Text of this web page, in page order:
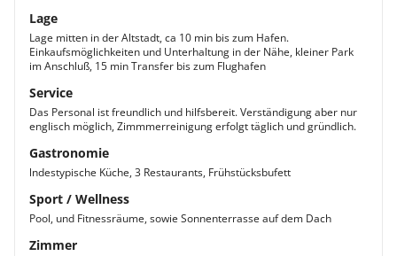
Lage
Lage mitten in der Altstadt, ca 10 min bis zum Hafen.
Einkaufsmöglichkeiten und Unterhaltung in der Nähe, kleiner Park
im Anschluß, 15 min Transfer bis zum Flughafen
Service
Das Personal ist freundlich und hilfsbereit. Verständigung aber nur
englisch möglich, Zimmmerreinigung erfolgt täglich und gründlich.
Gastronomie
lndestypische Küche, 3 Restaurants, Frühstücksbufett
Sport / Wellness
Pool, und Fitnessräume, sowie Sonnenterrasse auf dem Dach
Zimmer